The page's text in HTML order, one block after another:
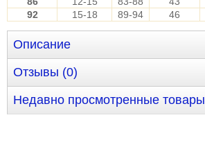
92
15-18 89-94 46
Описание
Отзывы (0)
Недавно просмотренные товары